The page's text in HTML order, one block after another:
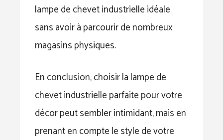
lampe de chevet industrielle idéale
sans avoir à parcourir de nombreux
magasins physiques.
En conclusion, choisir la lampe de
chevet industrielle parfaite pour votre
décor peut sembler intimidant, mais en
prenant en compte le style de votre